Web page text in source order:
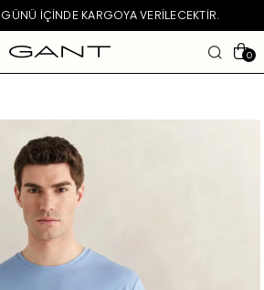
IÇINDE KARGOYA VERILECEKTIR.
0